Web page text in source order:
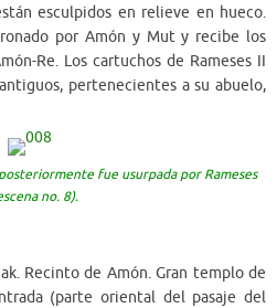
esculpidos en relieve en hueco.
por Amón y Mut y recibe los
Re. Los cartuchos de Rameses II
pertenecientes a su abuelo,
fue usurpada por Rameses
no. 8).
Recinto de Amón. Gran templo de
(parte oriental del pasaje del